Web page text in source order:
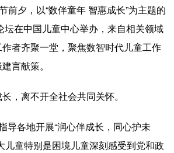
夕，以“数伴童年 智惠成长”为主题的
坛在中国儿童中心举办，来自相关领域
者齐聚一堂，聚焦数智时代儿童工作
言献策。
离不开全社会共同关怀。
各地开展“润心伴成长，同心护未
儿童特别是困境儿童深刻感受到党和政